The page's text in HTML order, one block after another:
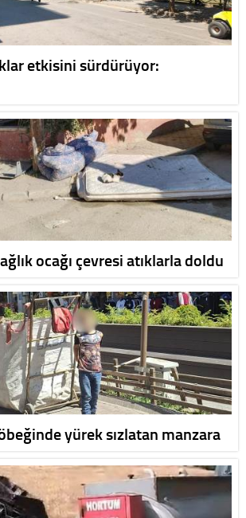
etkisini sürdürüyor:
ocağı çevresi atıklarla doldu
yürek sızlatan manzara